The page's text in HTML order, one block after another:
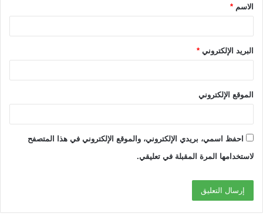
*الاسم *
البريد الإلكتروني *
الموقع الإلكتروني
احفظ اسمي، بريدي الإلكتروني، والموقع الإلكتروني في هذا المتصفح
لاستخدامها المرة المقبلة في تعليقي.